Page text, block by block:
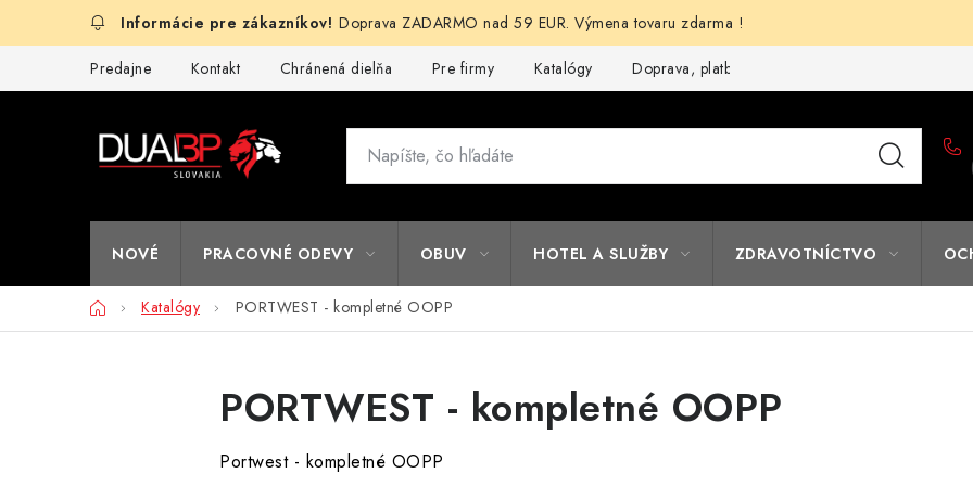
Doprava ZADARMO nad 59 EUR. Výmena tovaru zdarma !
Predajne Kontakt Chránená dielňa Pre firmy Katalógy Doprava, platba a zľavy
NOVÉ PRACOVNÉ ODEVY OBUV HOTEL A SLUŽBY ZDRAVOTNÍCTVO
DomovKatalógy PORTWEST - kompletné OOPP
PORTWEST - kompletné OOPP
Portwest - kompletné OOPP